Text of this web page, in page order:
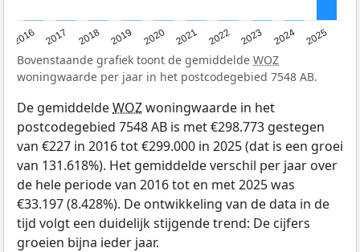
2016 2017 2018 2019 2020 2021 2022 2023 2024 2025
Bovenstaande grafiek toont de gemiddelde WOZ
woningwaarde per jaar in het postcodegebied 7548 AB.
De gemiddeldeWOZwoningwaarde in het
postcodegebied 7548 AB is met €298.773 gestegen
van €227 in 2016 tot €299.000 in 2025 (dat is een groei
van 131.618%). Het gemiddelde verschil per jaar over
de hele periode van 2016 tot en met 2025 was
€33.197 (8.428%). De ontwikkeling van de data in de
tijd volgt een duidelijk stijgende trend: De cijfers
groeien bijna ieder jaar.